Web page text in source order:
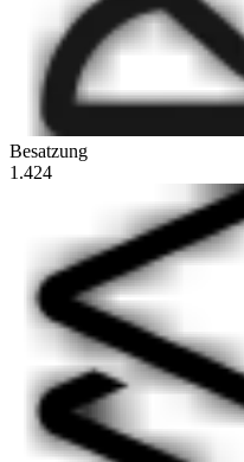
Besatzung
1.424